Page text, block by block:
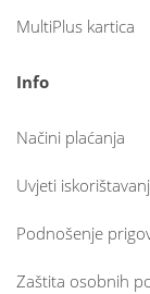
MultiPlus kartica
Info
Načini plaćanja
Uvjeti
Podnošenje
Zaštita osobnih